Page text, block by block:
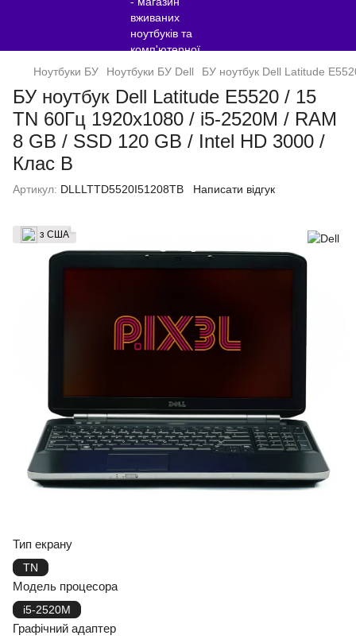
Ноутбуки БУ Ноутбуки БУ Dell БУ ноутбук Dell Latitude
БУ ноутбук Dell Latitude E5520 / 15
TN 60Гц 1920x1080 / i5-2520M / RAM
8 GB / SSD 120 GB / Intel HD 3000 /
Клас B
Артикул: DLLLTTD5520I51208TB Написати відгук
з США
Тип екрану
TN
Модель процесора
i5-2520M
Графічний адаптер